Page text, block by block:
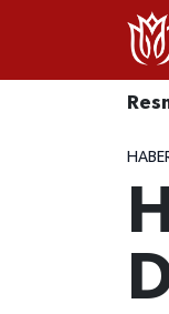
Resmi
Uşak
Uşak
Uşak Trafik